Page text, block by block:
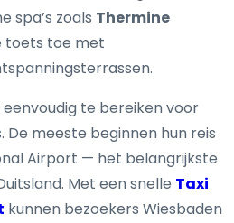
spa’s zoals Thermine
toets toe met
te bereiken voor
meeste beginnen hun reis
Airport — het belangrijkste
Met een snelle Taxi
kunnen bezoekers Wiesbaden